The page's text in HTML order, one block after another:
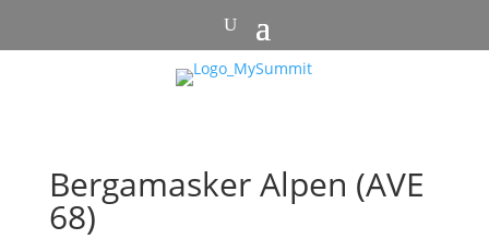
Bergamasker Alpen (AVE
68)